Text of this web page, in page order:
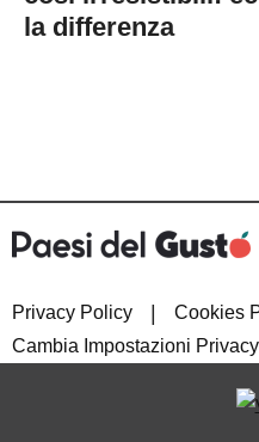
la differenza
Privacy Policy Cookies
Cambia Impostazioni